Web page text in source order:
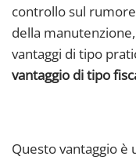
controllo sul
della
vantaggi di tipo
vantaggio di tipo
Questo vantaggio è